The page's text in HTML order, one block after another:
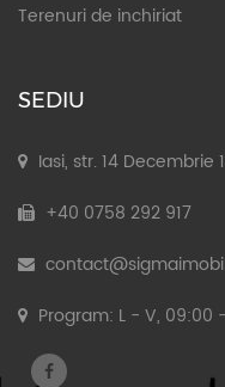
Terenuri de inchiriat
SEDIU
Iasi, str. 14 Decembrie
+40 0758 292 917
Program: L - V, 09:00